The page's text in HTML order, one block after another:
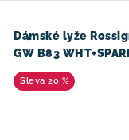
Dámské lyže
GW B83
20 %